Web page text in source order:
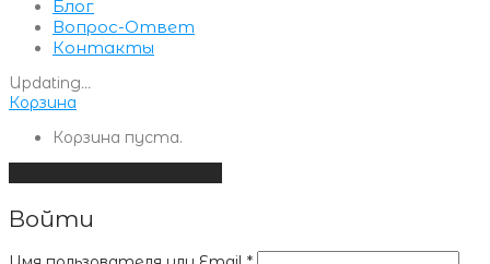
Блог
Вопрос-Ответ
Контакты
Updating…
Корзина
Корзина пуста.
Войти